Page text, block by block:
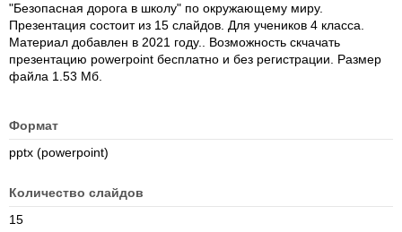
"Безопасная дорога в школу" по окружающему миру.
Презентация состоит из 15 слайдов. Для учеников 4 класса.
Материал добавлен в 2021 году.. Возможность скчачать
презентацию powerpoint бесплатно и без регистрации. Размер
файла 1.53 Мб.
Формат
pptx (powerpoint)
Количество слайдов
15